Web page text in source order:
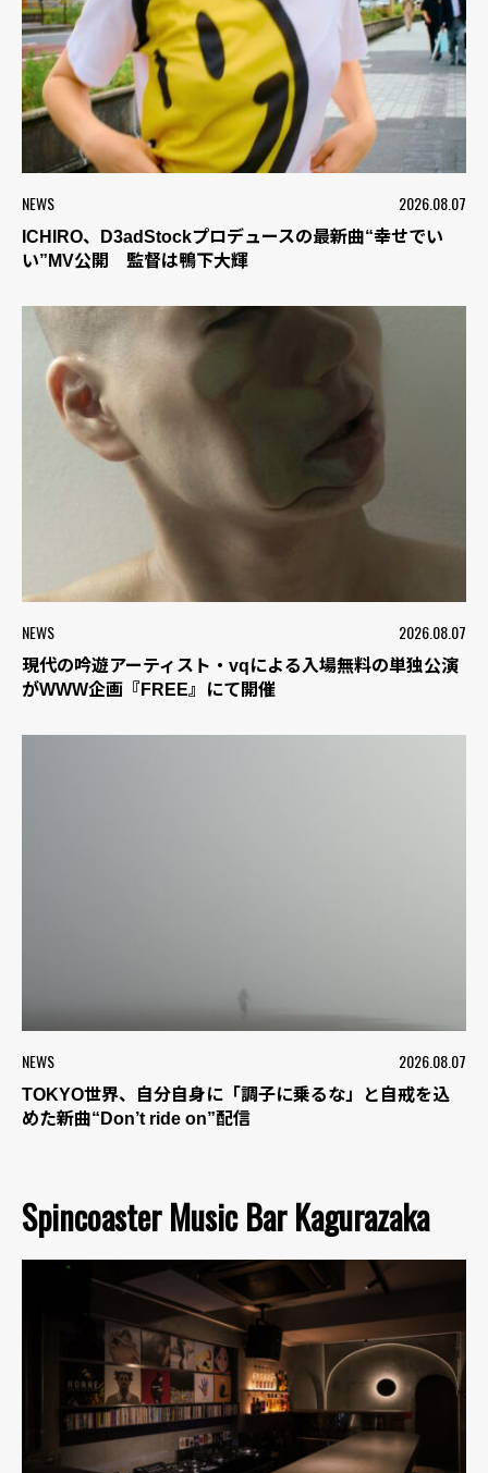
NEWS 2026.08.07
ICHIRO、D3adStockプロデュースの最新曲“幸せでい
い”MV公開 監督は鴨下大輝
NEWS 2026.08.07
現代の吟遊アーティスト・vqによる入場無料の単独公演
がWWW企画『FREE』にて開催
NEWS 2026.08.07
TOKYO世界、自分自身に「調子に乗るな」と自戒を込
めた新曲“Don’t ride on”配信
Spincoaster Music Bar Kagurazaka